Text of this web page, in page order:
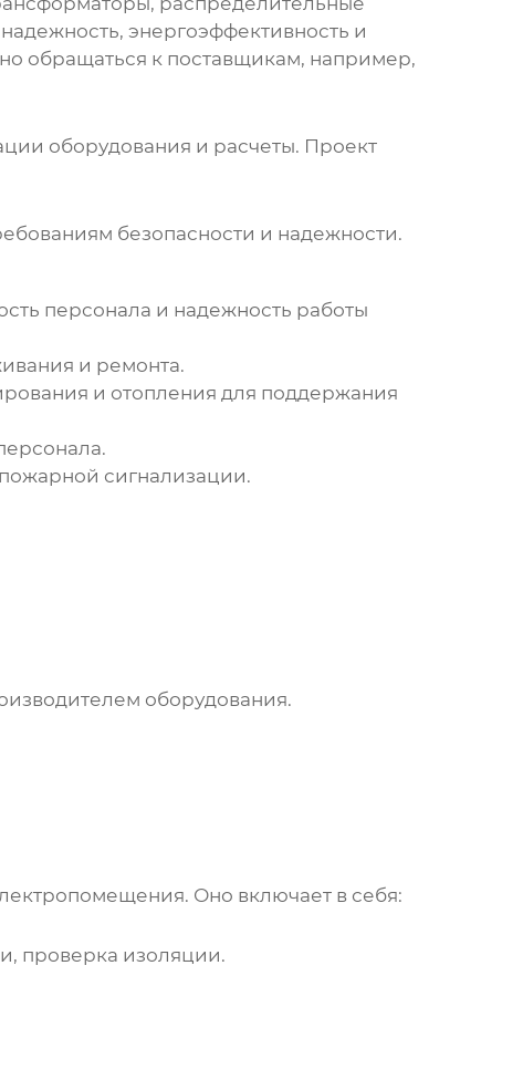
энергоэффективность и
обращаться к поставщикам, например,
оборудования и расчеты. Проект
безопасности и надежности.
персонала и надежность работы
и ремонта.
и отопления для поддержания
сигнализации.
оборудования.
. Оно включает в себя:
проверка изоляции.